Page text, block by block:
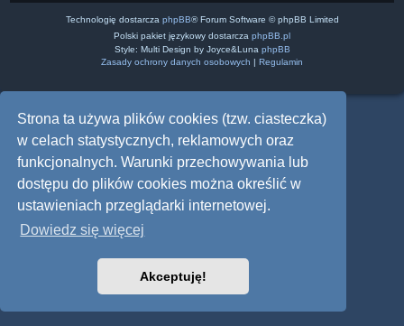
Strona ta używa plików cookies (tzw. ciasteczka)
w celach statystycznych, reklamowych oraz
funkcjonalnych. Warunki przechowywania lub
dostępu do plików cookies można określić w
ustawieniach przeglądarki internetowej.
Dowiedz się więcej
Akceptuję!
Technologię dostarcza phpBB® Forum Software © phpBB Limited
Polski pakiet językowy dostarcza phpBB.pl
Style: Multi Design by Joyce&Luna phpBB
Zasady ochrony danych osobowych | Regulamin